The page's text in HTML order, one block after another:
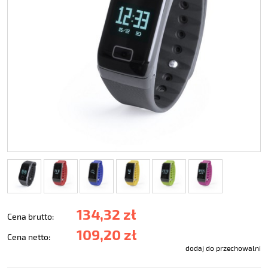
Cena brutto: 134,32 zł
Cena netto: 109,20 zł
dodaj do przechowalni